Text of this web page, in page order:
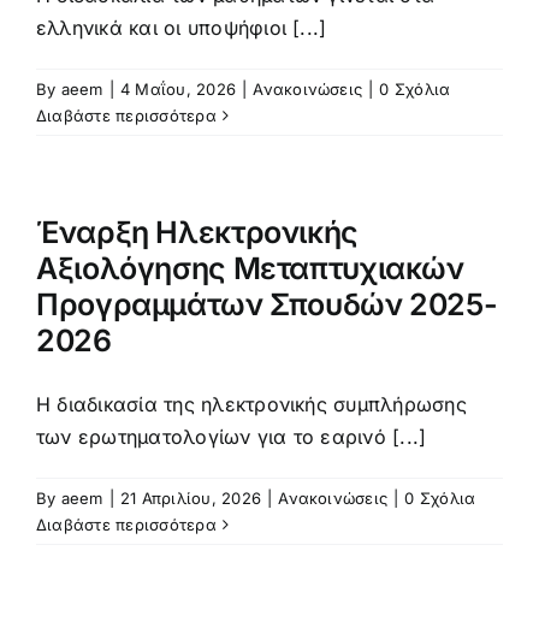
ελληνικά και οι υποψήφιοι [...]
By aeem 4 Μαΐου, 2026 Ανακοινώσεις
0 Σχόλια
Διαβάστε περισσότερα
Έναρξη Ηλεκτρονικής
Αξιολόγησης Μεταπτυχιακών
Προγραμμάτων Σπουδών 2025-
2026
Η διαδικασία της ηλεκτρονικής συμπλήρωσης
των ερωτηματολογίων για το εαρινό [...]
By aeem 21 Απριλίου, 2026 Ανακοινώσεις
0 Σχόλια
Διαβάστε περισσότερα